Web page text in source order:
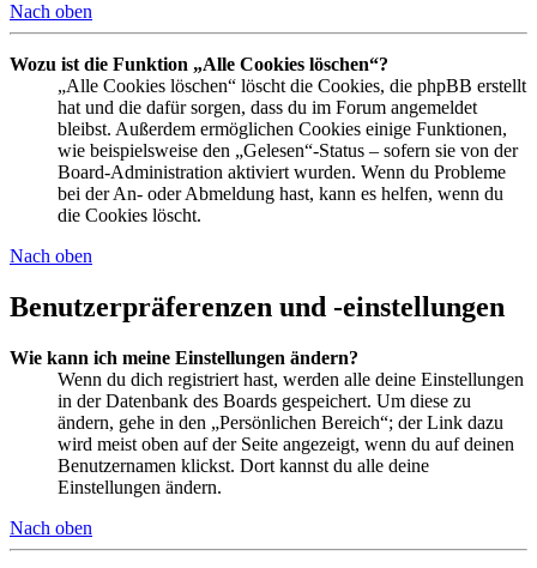
Nach oben
Wozu ist die Funktion „Alle Cookies löschen“?
„Alle Cookies löschen“ löscht die Cookies, die phpBB erstellt
hat und die dafür sorgen, dass du im Forum angemeldet
bleibst. Außerdem ermöglichen Cookies einige Funktionen,
wie beispielsweise den „Gelesen“-Status – sofern sie von der
Board-Administration aktiviert wurden. Wenn du Probleme
bei der An- oder Abmeldung hast, kann es helfen, wenn du
die Cookies löscht.
Nach oben
Benutzerpräferenzen und -einstellungen
Wie kann ich meine Einstellungen ändern?
Wenn du dich registriert hast, werden alle deine Einstellungen
in der Datenbank des Boards gespeichert. Um diese zu
ändern, gehe in den „Persönlichen Bereich“; der Link dazu
wird meist oben auf der Seite angezeigt, wenn du auf deinen
Benutzernamen klickst. Dort kannst du alle deine
Einstellungen ändern.
Nach oben